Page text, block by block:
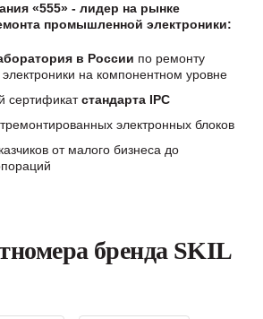
«555» - лидер на рынке
промышленной электроники:
в России по ремонту
на компонентном уровне
сертификатстандарта IPC
электронных блоков
от малого бизнеса до
бренда SKIL